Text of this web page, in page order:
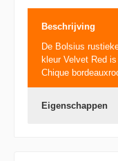
Beschrijving
De Bolsius
kleur Velvet Red
Chique
Eigenschappen